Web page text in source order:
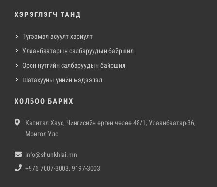
ХЭРЭГЛЭГЧ ТАНД
Түгээмэл асуулт хариулт
Улаанбаатарын салбаруудын байршил
Орон нутгийн салбаруудын байршил
Шатахууны үнийн мэдээлэл
ХОЛБОО БАРИХ
Капитал Хаус, Чингисийн өргөн чөлөө 48/1, Улаанбаатар-36,
Монгол Улс
info@shunkhlai.mn
+976 7007-3003, 9197-3003